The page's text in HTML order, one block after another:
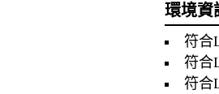
環境資
符合
符合
符合